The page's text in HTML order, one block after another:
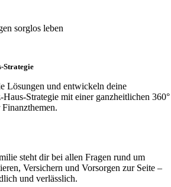
sorglos leben
Strategie
Lösungen und entwickeln deine
Strategie mit einer ganzheitlichen 360°
steht dir bei allen Fragen rund um
Versichern und Vorsorgen zur Seite –
und verlässlich.